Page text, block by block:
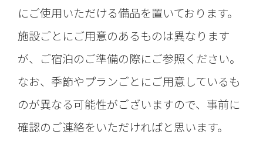
にご使用いただける備品を置いております。
施設ごとにご用意のあるものは異なります
が、ご宿泊のご準備の際にご参照ください。
なお、季節やプランごとにご用意しているも
のが異なる可能性がございますので、事前に
確認のご連絡をいただければと思います。